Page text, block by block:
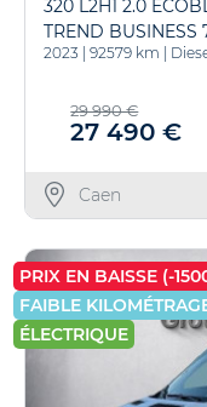
320 L2H1 2.0
TREND BUSINESS
2023 92579 km
29 990 €
27 490 €
Caen
PRIX EN BAISSE (-
FAIBLE
ÉLECTRIQUE